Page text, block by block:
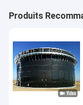
Produits